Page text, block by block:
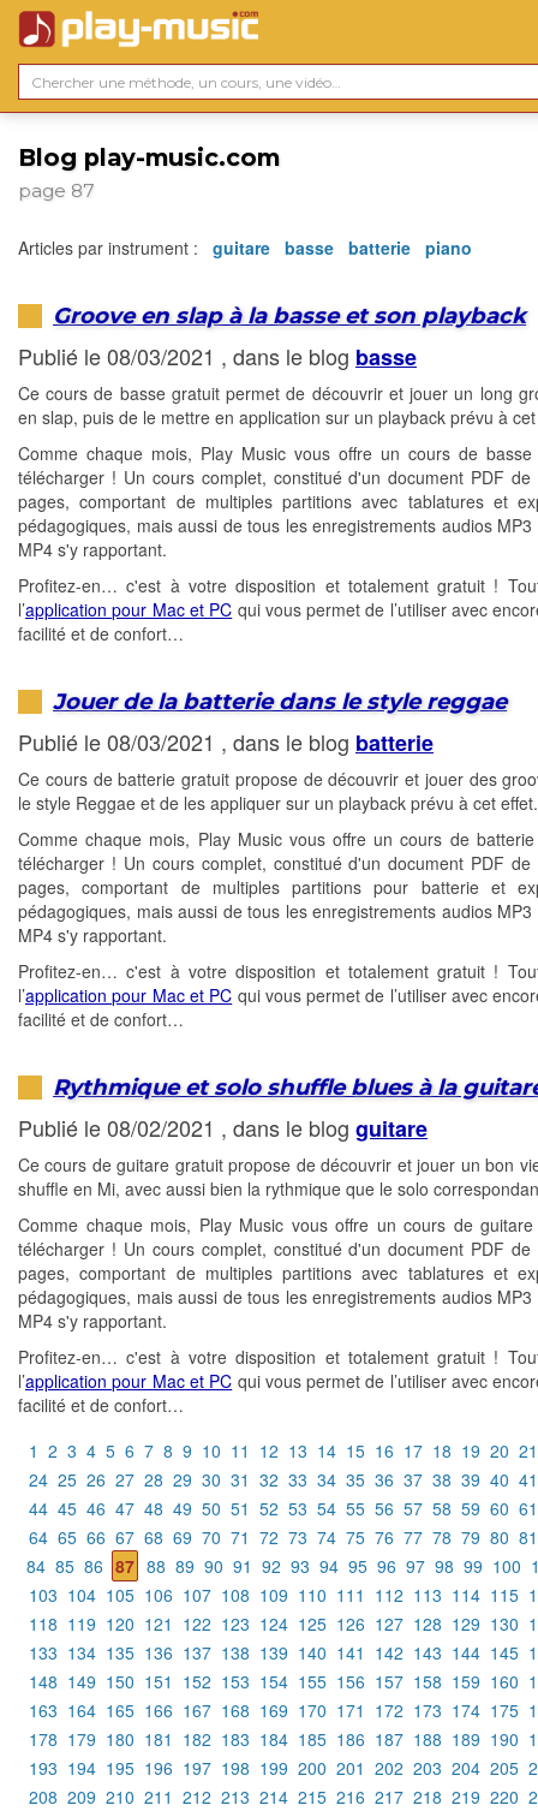
Blog play-music.com
page 87
Articles par instrument : guitare basse batterie piano
Groove en slap à la basse et son playback
Publié le 08/03/2021 , dans le blog basse
Ce cours de basse gratuit permet de découvrir et jouer un long
en slap, puis de le mettre en application sur un playback prévu à
Comme chaque mois, Play Music vous offre un cours de
télécharger ! Un cours complet, constitué d'un document PDF de
pages, comportant de multiples partitions avec tablatures et
pédagogiques, mais aussi de tous les enregistrements audios MP3
MP4 s'y rapportant.
Profitez-en… c'est à votre disposition et totalement gratuit !
l’application pour Mac et PC qui vous permet de l’utiliser avec
facilité et de confort…
Jouer de la batterie dans le style reggae
Publié le 08/03/2021 , dans le blog batterie
Ce cours de batterie gratuit propose de découvrir et jouer des
le style Reggae et de les appliquer sur un playback prévu à cet effet.
Comme chaque mois, Play Music vous offre un cours de
télécharger ! Un cours complet, constitué d'un document PDF de
pages, comportant de multiples partitions pour batterie et
pédagogiques, mais aussi de tous les enregistrements audios MP3
MP4 s'y rapportant.
Profitez-en… c'est à votre disposition et totalement gratuit !
l’application pour Mac et PC qui vous permet de l’utiliser avec
facilité et de confort…
Rythmique et solo shuffle blues à la
Publié le 08/02/2021 , dans le blog guitare
Ce cours de guitare gratuit propose de découvrir et jouer un bon
shuffle en Mi, avec aussi bien la rythmique que le solo
Comme chaque mois, Play Music vous offre un cours de
télécharger ! Un cours complet, constitué d'un document PDF de
pages, comportant de multiples partitions avec tablatures et
pédagogiques, mais aussi de tous les enregistrements audios MP3
MP4 s'y rapportant.
Profitez-en… c'est à votre disposition et totalement gratuit !
l’application pour Mac et PC qui vous permet de l’utiliser avec
facilité et de confort…
1 2 3 4 5 6 7 8 9 10 11 12 13 14 15 16 17 18 19 20 21
24 25 26 27 28 29 30 31 32 33 34 35 36 37 38 39 40 41
44 45 46 47 48 49 50 51 52 53 54 55 56 57 58 59 60 61
64 65 66 67 68 69 70 71 72 73 74 75 76 77 78 79 80 81
84 85 86 87 88 89 90 91 92 93 94 95 96 97 98 99 100
103 104 105 106 107 108 109 110 111 112 113 114 115
118 119 120 121 122 123 124 125 126 127 128 129 130
133 134 135 136 137 138 139 140 141 142 143 144 145
148 149 150 151 152 153 154 155 156 157 158 159 160
163 164 165 166 167 168 169 170 171 172 173 174 175
178 179 180 181 182 183 184 185 186 187 188 189 190
193 194 195 196 197 198 199 200 201 202 203 204 205
208 209 210 211 212 213 214 215 216 217 218 219 220